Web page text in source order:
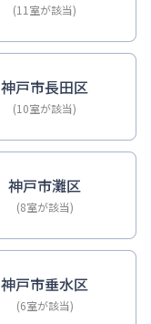
(11室が該当)
神戸市長田区
(10室が該当)
神戸市灘区
(8室が該当)
神戸市垂水区
(6室が該当)